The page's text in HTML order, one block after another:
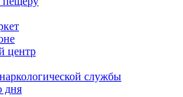
центр
службы
дня